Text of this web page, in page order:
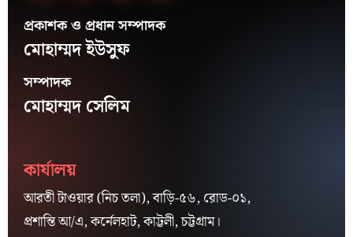
প্রকাশক ও প্রধান সম্পাদক
মোহাম্মদ ইউসুফ
সম্পাদক
মোহাম্মদ সেলিম
কার্যালয়
আরতী টাওয়ার (নিচ তলা), বাড়ি-৫৬, রোড-০১,
প্রশান্তি আ/এ, কর্নেলহাট, কাট্টলী, চট্টগ্রাম।